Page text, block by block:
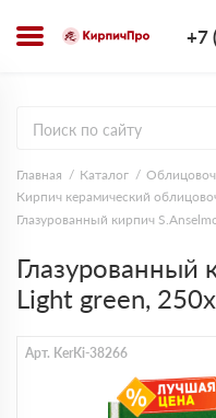
+7
Главная Каталог
Кирпич керамический
Глазурованный кирпич
Глазурованный
Light green,
Арт. KerKi-38266